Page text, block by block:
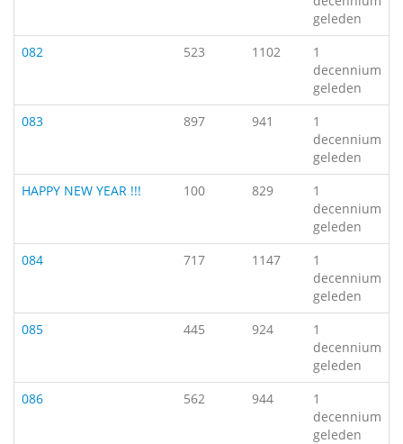
geleden
082
523 1102
1
decennium
geleden
083
897 941
1
decennium
geleden
HAPPY NEW YEAR !!!
100 829
1
decennium
geleden
084
717 1147
1
decennium
geleden
085
445 924
1
decennium
geleden
086
562 944
1
decennium
geleden